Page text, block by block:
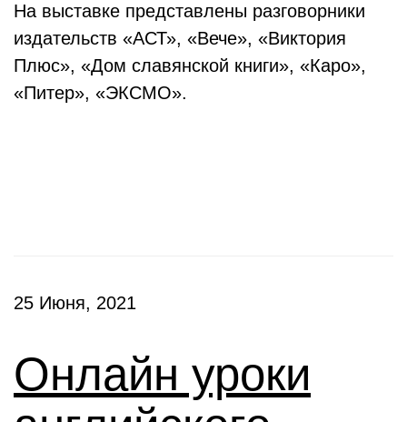
На выставке представлены разговорники
издательств «АСТ», «Вече», «Виктория
Плюс», «Дом славянской книги», «Каро»,
«Питер», «ЭКСМО».
25 Июня, 2021
Онлайн уроки